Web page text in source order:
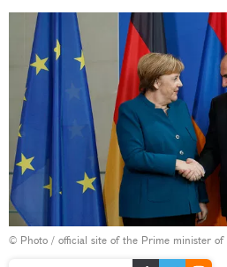
© Photo / official site of the Prime minister of